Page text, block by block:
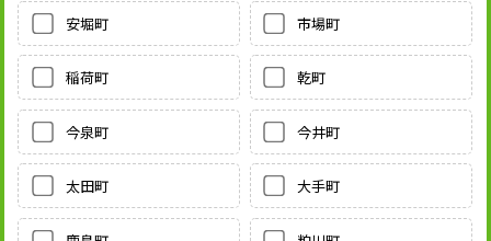
安堀町 市場町
稲荷町 乾町
今泉町 今井町
太田町 大手町